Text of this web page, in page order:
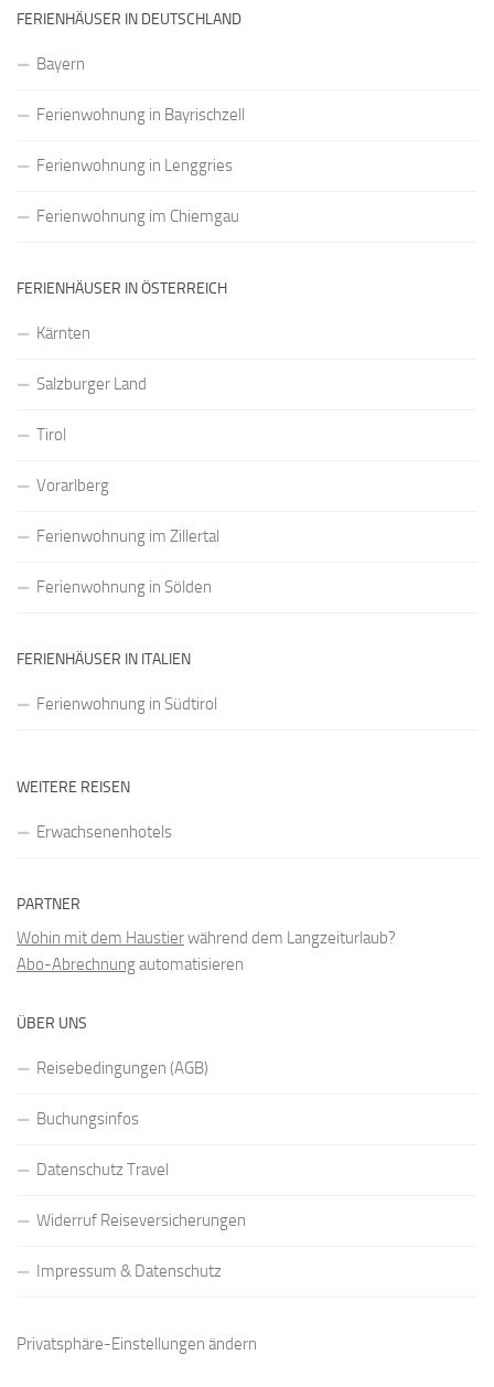
FERIENHÄUSER IN DEUTSCHLAND
Bayern
Ferienwohnung in Bayrischzell
Ferienwohnung in Lenggries
Ferienwohnung im Chiemgau
FERIENHÄUSER IN ÖSTERREICH
Kärnten
Salzburger Land
Tirol
Vorarlberg
Ferienwohnung im Zillertal
Ferienwohnung in Sölden
FERIENHÄUSER IN ITALIEN
Ferienwohnung in Südtirol
WEITERE REISEN
Erwachsenenhotels
PARTNER
Wohin mit dem Haustierwährend dem Langzeiturlaub?
Abo-Abrechnungautomatisieren
ÜBER UNS
Reisebedingungen (AGB)
Buchungsinfos
Datenschutz Travel
Widerruf Reiseversicherungen
Impressum & Datenschutz
Privatsphäre-Einstellungen ändern